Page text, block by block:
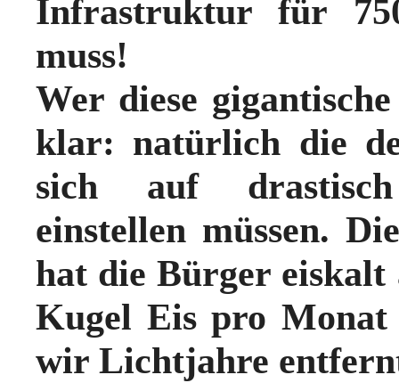
Infrastruktur für
muss!
Wer diese
klar: natürlich die
sich auf drastisch
einstellen müssen.
hat die Bürger eiskalt
Kugel Eis pro Monat
wir Lichtjahre